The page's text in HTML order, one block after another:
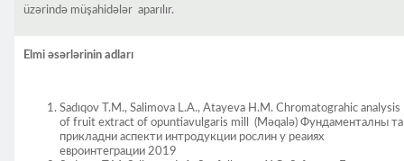
üzərində müşahidələr aparılır.
Elmi əsərlərinin adları
Sadıqov T.M., Salimova L.A., Atayeva H.M. Chromatograhic analysis
of fruit extract of opuntiavulgaris mill (Məqalə) Фундаменталны та
прикладни аспекти интродукции рослин у реаиях
евроинтеграции 2019